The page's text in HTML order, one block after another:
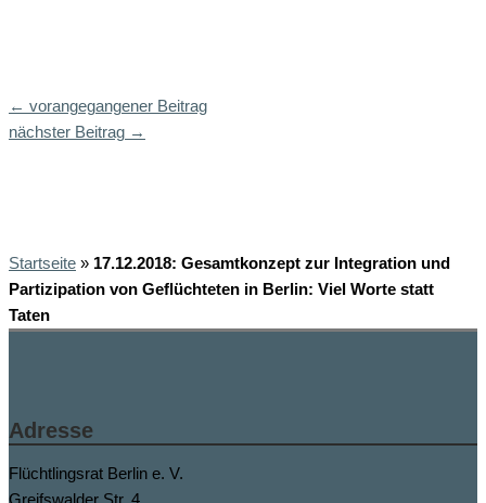
← vorangegangener Beitrag
nächster Beitrag →
Startseite » 17.12.2018: Gesamtkonzept zur Integration und
Partizipation von Geflüchteten in Berlin: Viel Worte statt
Taten
Adresse
Flüchtlingsrat Berlin e. V.